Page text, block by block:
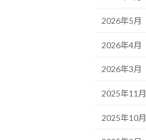
2026年5月
2026年4月
2026年3月
2025年11月
2025年10月